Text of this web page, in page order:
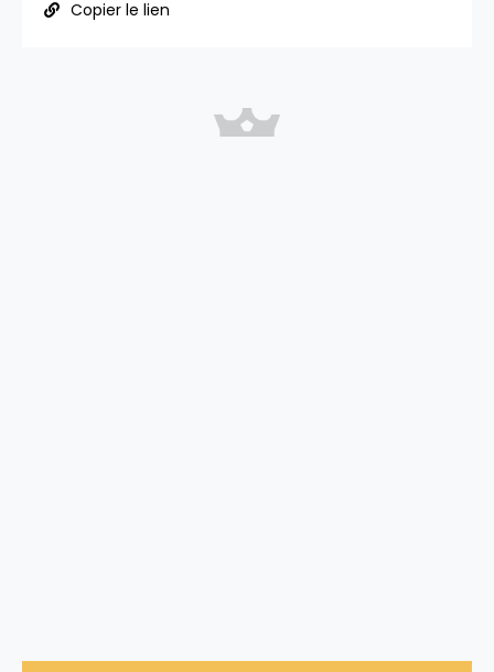
Copier le lien